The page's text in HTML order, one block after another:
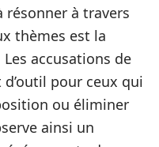
à travers
thèmes est la
accusations de
pour ceux qui
ou éliminer
ainsi un